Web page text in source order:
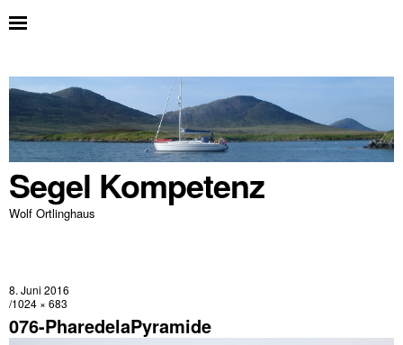
Segel Kompetenz
Wolf Ortlinghaus
8. Juni 2016
1024 × 683
076-PharedelaPyramide